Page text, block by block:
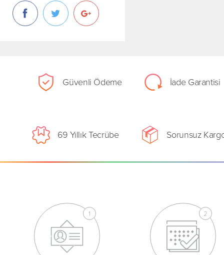
Güvenli Ödeme İade Garantisi
69 Yıllık Tecrübe Sorunsuz